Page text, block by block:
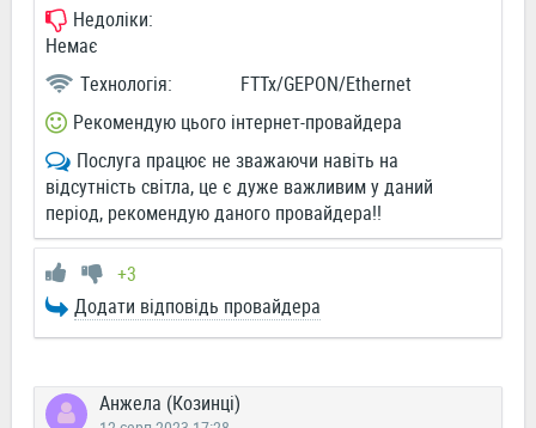
Недоліки:
Немає
Технологія:
FTTx/GEPON/Ethernet
Рекомендую цього інтернет-провайдера
Послуга працює не зважаючи навіть на
відсутність світла, це є дуже важливим у даний
період, рекомендую даного провайдера!!
+3
Додати відповідь провайдера
Анжела (Козинці)